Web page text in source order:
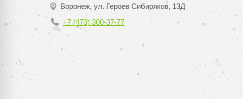
Воронеж, ул. Героев Сибиряков, 13Д
+7 (473) 300-37-77